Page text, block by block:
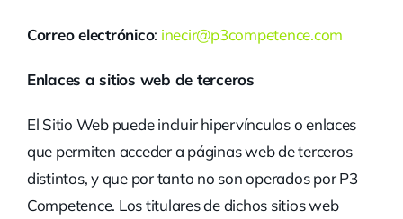
Correo electrónico: inecir@p3competence.com
Enlaces a sitios web de terceros
El Sitio Web puede incluir hipervínculos o enlaces
que permiten acceder a páginas web de terceros
distintos, y que por tanto no son operados por P3
Competence. Los titulares de dichos sitios web